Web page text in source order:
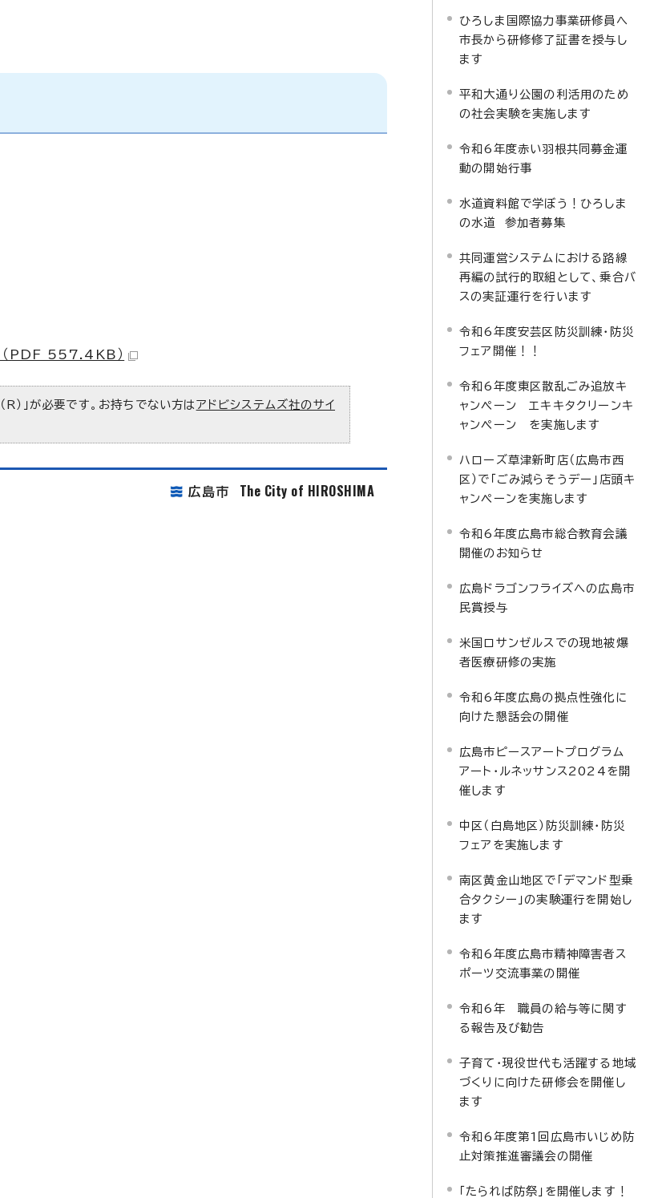
（PDF 557.4KB）
）」が必要です。お持ちでない方は アドビシステムズ社のサイ
広島市 The City of HIROSHIMA
ひろしま国際協力事業研修員へ
市長から研修修了証書を授与し
ます
平和大通り公園の利活用のため
の社会実験を実施します
令和6年度赤い羽根共同募金運
動の開始行事
水道資料館で学ぼう！ひろしま
の水道 参加者募集
共同運営システムにおける路線
再編の試行的取組として、乗合バ
スの実証運行を行います
令和6年度安芸区防災訓練・防災
フェア開催！！
令和6年度東区散乱ごみ追放キ
ャンペーン エキキタクリーンキ
ャンペーン を実施します
ハローズ草津新町店（広島市西
区）で「ごみ減らそうデー」店頭キ
ャンペーンを実施します
令和6年度広島市総合教育会議
開催のお知らせ
広島ドラゴンフライズへの広島市
民賞授与
米国ロサンゼルスでの現地被爆
者医療研修の実施
令和6年度広島の拠点性強化に
向けた懇話会の開催
広島市ピースアートプログラム
アート・ルネッサンス2024を開
催します
中区（白島地区）防災訓練・防災
フェアを実施します
南区黄金山地区で「デマンド型乗
合タクシー」の実験運行を開始し
ます
令和6年度広島市精神障害者ス
ポーツ交流事業の開催
令和6年 職員の給与等に関す
る報告及び勧告
子育て・現役世代も活躍する地域
づくりに向けた研修会を開催し
ます
令和6年度第1回広島市いじめ防
止対策推進審議会の開催
「たられば防祭」を開催します！